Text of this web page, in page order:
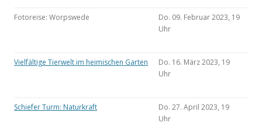
Fotoreise: Worpswede
Do. 09. Februar 2023, 19
Uhr
Vielfältige Tierwelt im heimischen Garten
Do. 16. März 2023, 19
Uhr
Schiefer Turm: Naturkraft
Do. 27. April 2023, 19
Uhr